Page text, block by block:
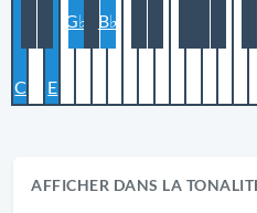
C E
G♭ B♭
AFFICHER DANS LA